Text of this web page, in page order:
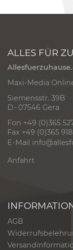
ALLES FÜR
Maxi-Media
Siemensstr. 39B
D - 07546 Gera
Fon +49 (0)365
Fax +49 (0)365
E-Mail
Anfahrt
AGB